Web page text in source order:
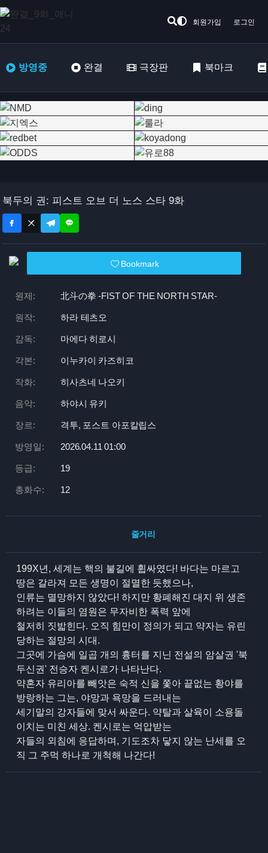
회원가입 로그인
방영중 완결 극장판 북마크
북두의 권: 피스트 오브 더 노스 스타 9화
Bookmark
원제: 北斗の拳 -FIST OF THE NORTH STAR-
원작: 하라 테츠오
감독: 마에다 히로시
각본: 이누카이 카즈히코
작화: 히사츠네 나오키
음악: 하야시 유키
장르: 격투, 포스트 아포칼립스
방영일: 2026.04.11 01:00
등급: 19
총화수: 12
줄거리
199X년, 세계는 핵의 불길에 휩싸였다! 바다는 마르고
땅은 갈라져 모든 생명이 절멸한 듯했으나,
인류는 멸망하지 않았다! 하지만 황폐해진 대지 위 생존
하려는 이들의 염원은 무자비한 폭력 앞에
철저히 짓밟힌다. 오직 힘만이 정의가 되고 약자는 유린
당하는 절망의 시대.
그곳에 가슴에 일곱 개의 흉터를 지닌 전설의 암살권 '북
두신권' 전승자 켄시로가 나타난다.
약혼자 유리아를 빼앗은 숙적 신을 쫓아 끝없는 황야를
방랑하는 그는, 야망과 욕망을 드러내는
세기말의 강자들에 맞서 싸운다. 약탈과 살육이 소용돌
이치는 미친 세상. 켄시로는 억압받는
자들의 외침에 응답하며, 기도조차 닿지 않는 난세를 오
직 그 주먹 하나로 개척해 나간다!